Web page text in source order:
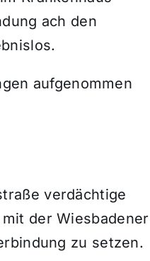
ach den
aufgenommen
verdächtige
der Wiesbadener
zu setzen.